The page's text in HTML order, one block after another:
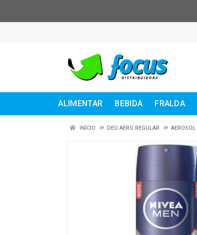
ALIMENTAR BEBIDA FRALDA
INÍCIO DEO AERO REGULAR AEROSOL